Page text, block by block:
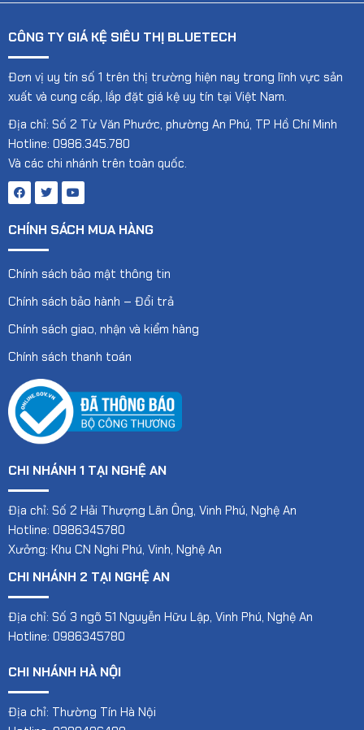
CÔNG TY GIÁ KỆ SIÊU THỊ BLUETECH
Đơn vị uy tín số 1 trên thị trường hiện nay trong lĩnh vực sản
xuất và cung cấp, lắp đặt giá kệ uy tín tại Việt Nam.
Địa chỉ: Số 2 Từ Văn Phước, phường An Phú, TP Hồ Chí Minh
Hotline: 0986.345.780
Và các chi nhánh trên toàn quốc.
CHÍNH SÁCH MUA HÀNG
Chính sách bảo mật thông tin
Chính sách bảo hành – Đổi trả
Chính sách giao, nhận và kiểm hàng
Chính sách thanh toán
CHI NHÁNH 1 TẠI NGHỆ AN
Địa chỉ: Số 2 Hải Thượng Lãn Ông, Vinh Phú, Nghệ An
Hotline: 0986345780
Xưởng: Khu CN Nghi Phú, Vinh, Nghệ An
CHI NHÁNH 2 TẠI NGHỆ AN
Địa chỉ: Số 3 ngõ 51 Nguyễn Hữu Lập, Vinh Phú, Nghệ An
Hotline: 0986345780
CHI NHÁNH HÀ NỘI
Địa chỉ: Thường Tín Hà Nội